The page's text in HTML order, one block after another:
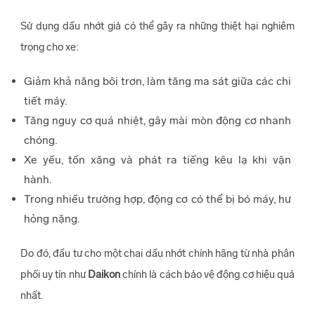
Sử dụng dầu nhớt giả có thể gây ra những thiệt hại nghiêm
trọng cho xe:
Giảm khả năng bôi trơn, làm tăng ma sát giữa các chi
tiết máy.
Tăng nguy cơ quá nhiệt, gây mài mòn động cơ nhanh
chóng.
Xe yếu, tốn xăng và phát ra tiếng kêu lạ khi vận
hành.
Trong nhiều trường hợp, động cơ có thể bị bó máy, hư
hỏng nặng.
Do đó, đầu tư cho một chai dầu nhớt chính hãng từ nhà phân
phối uy tín nhưDaikonchính là cách bảo vệ động cơ hiệu quả
nhất.